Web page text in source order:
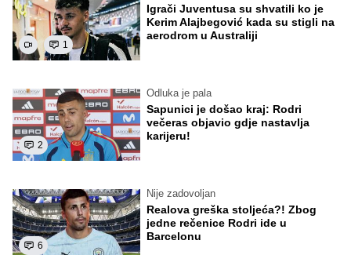
1
Igrači Juventusa su shvatili ko je
Kerim Alajbegović kada su stigli na
aerodrom u Australiji
2
Odluka je pala
Sapunici je došao kraj: Rodri
večeras objavio gdje nastavlja
karijeru!
6
Nije zadovoljan
Realova greška stoljeća?! Zbog
jedne rečenice Rodri ide u
Barcelonu